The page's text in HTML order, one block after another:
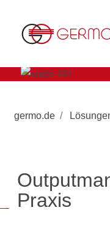
germo.de
Praxis